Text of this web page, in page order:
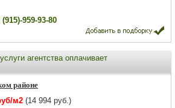
959-93-80
услуги агентства оплачивает
районе
м2 (14 994 руб.)